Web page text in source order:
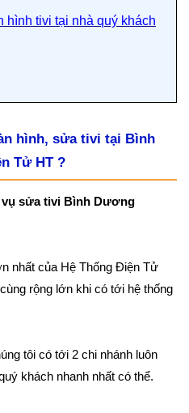
hình tivi tại nhà quý khách
hình, sửa tivi tại Bình
Tử HT ?
vụ sửa tivi Bình Dương
nhất của Hệ Thống Điện Tử
rộng lớn khi có tới hệ thống
tôi có tới 2 chi nhánh luôn
khách nhanh nhất có thể.